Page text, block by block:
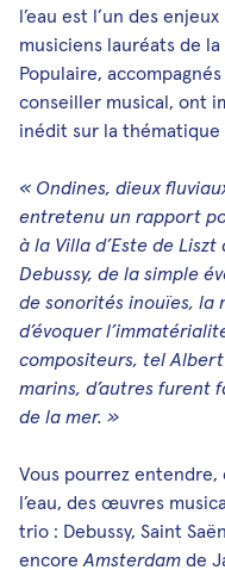
l’eau est l’un des
musiciens lauréats de
Populaire,
conseiller musical, ont
inédit sur la thématique
« Ondines, dieux
entretenu un rapport
à la Villa d’Este de
Debussy, de la simple
de sonorités inouïes, la
d’évoquer
compositeurs, tel
marins, d’autres furent
de la mer. »
Vous pourrez entendre,
l’eau, des œuvres
trio : Debussy, Saint
encore Amsterdam de